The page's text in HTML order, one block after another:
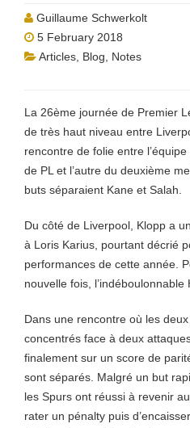
Guillaume Schwerkolt
5 February 2018
Articles Blog
Notes
La 26ème journée de Premier
de très haut niveau entre
rencontre de folie entre
de PL et l’autre du deuxième
buts séparaient Kane et Salah.
Du côté de Liverpool, Klopp a
à Loris Karius, pourtant décrié
performances de cette année.
nouvelle fois, l’indéboulonnable
Dans une rencontre où les
concentrés face à deux
finalement sur un score de
sont séparés. Malgré un but
les Spurs ont réussi à revenir
rater un pénalty puis